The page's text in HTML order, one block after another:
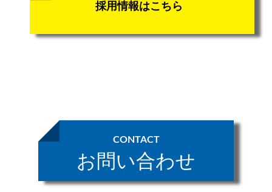
採用情報はこちら
CONTACT
お問い合わせ